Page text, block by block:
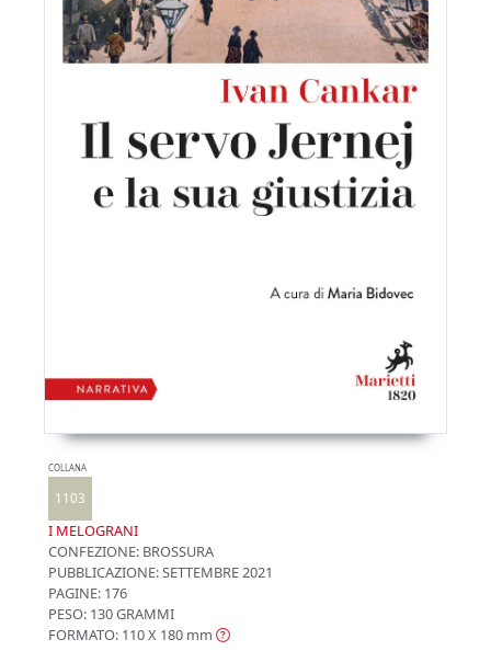
COLLANA
1103
I MELOGRANI
CONFEZIONE: BROSSURA
PUBBLICAZIONE:SETTEMBRE 2021
PAGINE: 176
PESO: 130 GRAMMI
FORMATO: 110 X 180 mm